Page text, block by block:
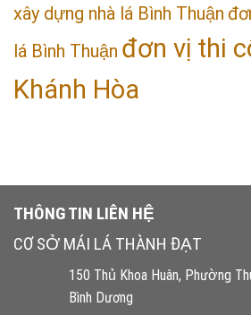
xây dựng nhà lá Bình Thuận
lá Bình Thuận đơn vị thi
Khánh Hòa
THÔNG TIN LIÊN HỆ
CƠ SỞ MÁI LÁ THÀNH ĐẠT
150 Thủ Khoa Huân, Phường
Bình Dương